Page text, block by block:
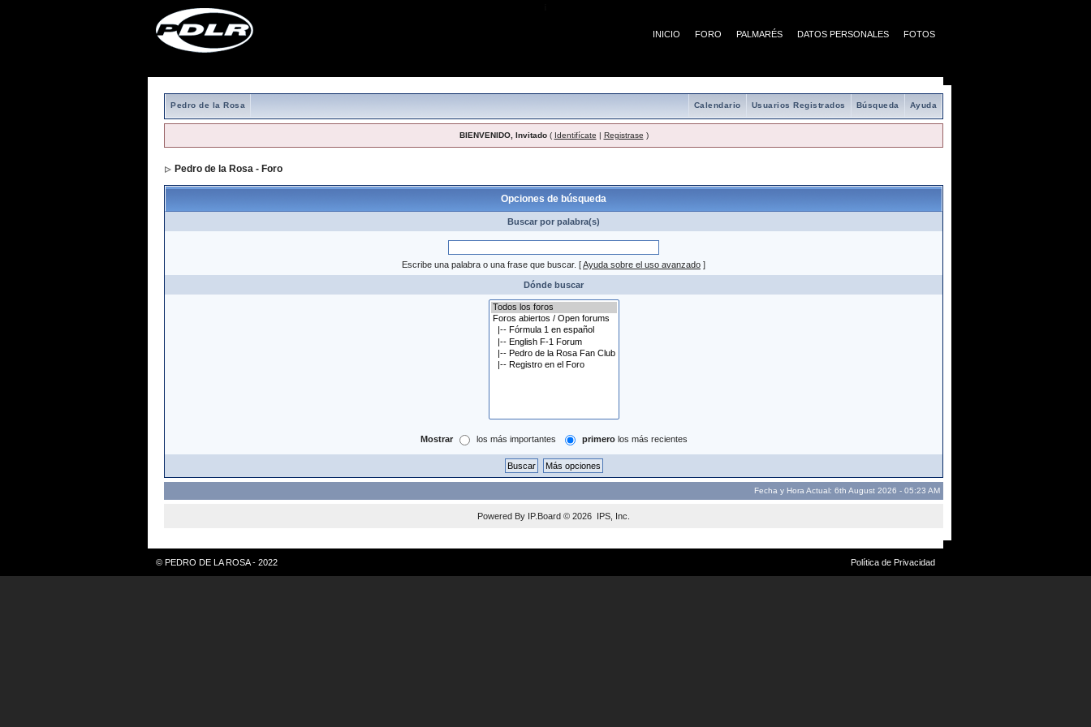
INICIO FORO PALMARÉS DATOS PERSONALES FOTOS
Pedro de la Rosa Ayuda
Búsqueda
Usuarios Registrados
Calendario
BIENVENIDO, Invitado( Identifícate | Registrase )
Pedro de la Rosa - Foro
Opciones de búsqueda
Buscar por palabra(s)
Escribe una palabra o una frase que buscar. [Ayuda sobre el uso avanzado ]
Dónde buscar
Mostrar los más importantes primerolos más recientes
Fecha y Hora Actual: 6th August 2026 - 05:23 AM
Powered By IP.Board © 2026 IPS, Inc
© PEDRO DE LA ROSA - 2022 Política de Privacidad